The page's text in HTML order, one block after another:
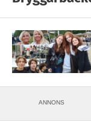
ANNONS